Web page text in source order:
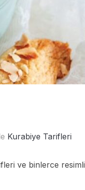
Kurabiye Tarifleri
ve binlerce resimli